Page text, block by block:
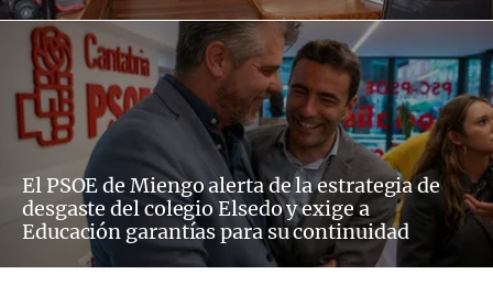
El PSOE de Miengo alerta de la estrategia de
desgaste del colegio Elsedo y exige a
Educación garantías para su continuidad